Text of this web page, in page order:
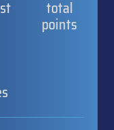
total
points